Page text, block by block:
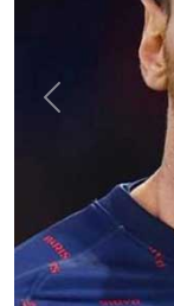
Previous